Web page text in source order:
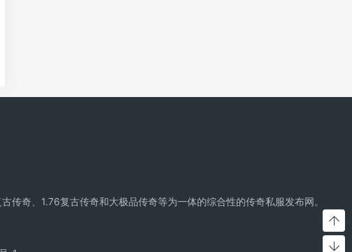
奇、1.76复古传奇和大极品传奇等为一体的综合性的传奇私服发布网。